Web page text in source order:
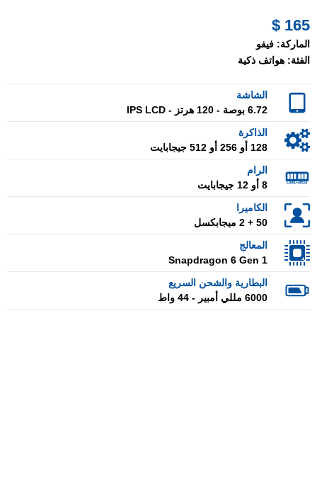
165 $
الماركة: فيفو
الفئة: هواتف ذكية
الشاشة
6.72 بوصة - 120 هرتز - IPS LCD
الذاكرة
128 أو 256 أو 512 جيجابايت
الرام
8 أو 12 جيجابايت
الكاميرا
50 + 2 ميجابكسل
المعالج
Snapdragon 6 Gen 1
البطارية والشحن السريع
6000 مللي أمبير - 44 واط